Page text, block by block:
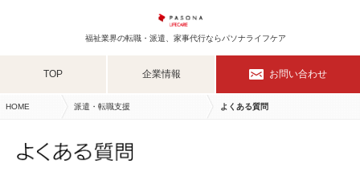
福祉業界の転職・派遣、家事代行ならパソナライフケア
TOP 企業情報 お問い合わせ
HOME 派遣・転職支援 よくある質問